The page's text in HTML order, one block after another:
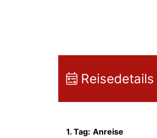
1. Tag: Anreise